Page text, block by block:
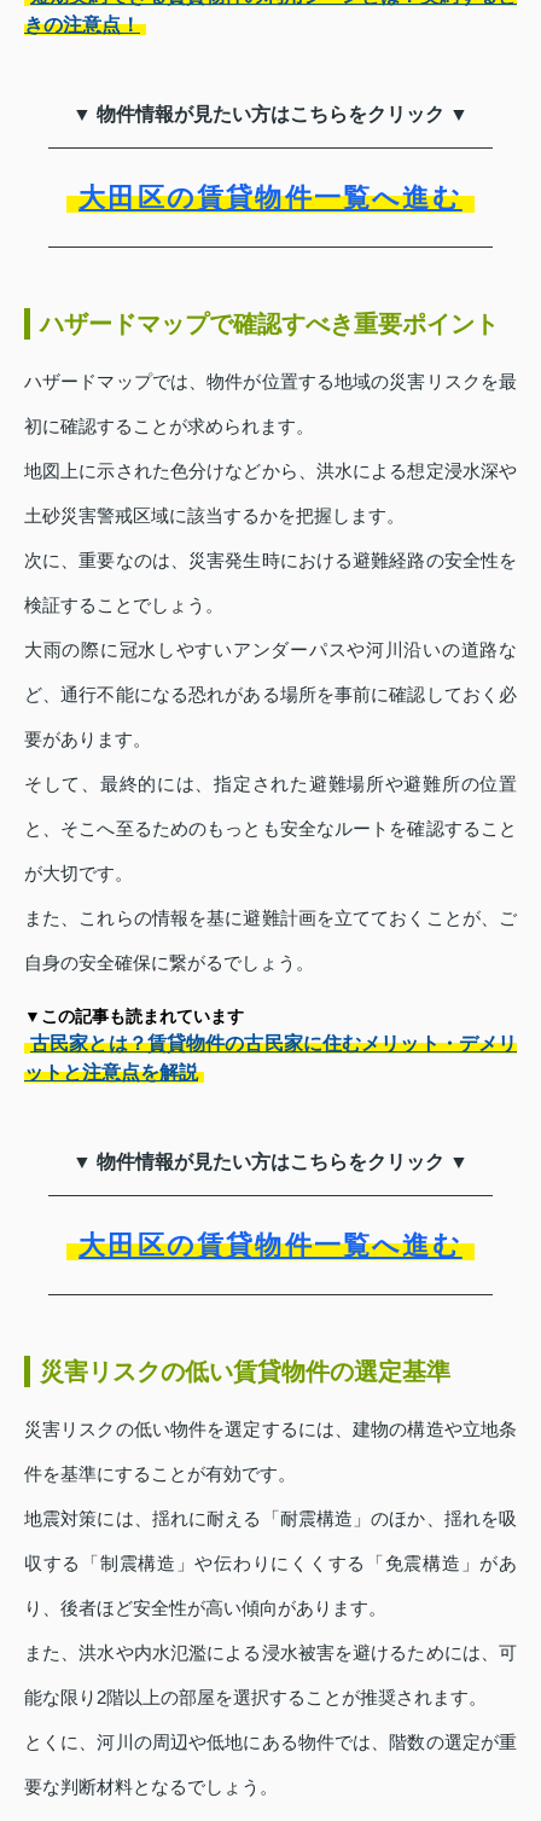
きの注意点！
▼ 物件情報が見たい方はこちらをクリック ▼
大田区の賃貸物件一覧へ進む
ハザードマップで確認すべき重要ポイント
ハザードマップでは、物件が位置する地域の災害リスクを最
初に確認することが求められます。
地図上に示された色分けなどから、洪水による想定浸水深や
土砂災害警戒区域に該当するかを把握します。
次に、重要なのは、災害発生時における避難経路の安全性を
検証することでしょう。
大雨の際に冠水しやすいアンダーパスや河川沿いの道路な
ど、通行不能になる恐れがある場所を事前に確認しておく必
要があります。
そして、最終的には、指定された避難場所や避難所の位置
と、そこへ至るためのもっとも安全なルートを確認すること
が大切です。
また、これらの情報を基に避難計画を立てておくことが、ご
自身の安全確保に繋がるでしょう。
▼この記事も読まれています
古民家とは？賃貸物件の古民家に住むメリット・デメリ
ットと注意点を解説
▼ 物件情報が見たい方はこちらをクリック ▼
大田区の賃貸物件一覧へ進む
災害リスクの低い賃貸物件の選定基準
災害リスクの低い物件を選定するには、建物の構造や立地条
件を基準にすることが有効です。
地震対策には、揺れに耐える「耐震構造」のほか、揺れを吸
収する「制震構造」や伝わりにくくする「免震構造」があ
り、後者ほど安全性が高い傾向があります。
また、洪水や内水氾濫による浸水被害を避けるためには、可
能な限り2階以上の部屋を選択することが推奨されます。
とくに、河川の周辺や低地にある物件では、階数の選定が重
要な判断材料となるでしょう。